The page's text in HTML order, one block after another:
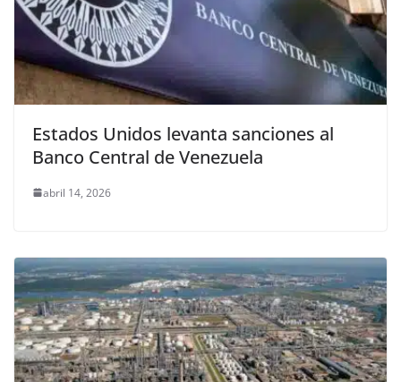
Estados Unidos levanta sanciones al
Banco Central de Venezuela
abril 14, 2026